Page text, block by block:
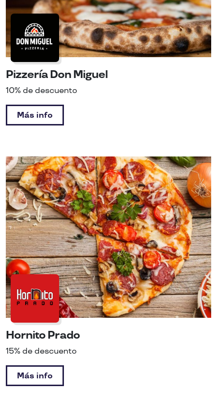
Pizzería Don Miguel
10% de descuento
Más info
Hornito Prado
15% de descuento
Más info